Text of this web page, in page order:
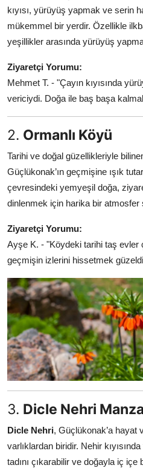
kıyısı, yürüyüş yapmak ve serin
mükemmel bir yerdir. Özellikle
yeşillikler arasında yürüyüş
Ziyaretçi Yorumu:
Mehmet T. - "Çayın kıyısında
vericiydi. Doğa ile baş başa
2. Ormanlı Köyü
Tarihi ve doğal güzellikleriyle
Güçlükonak’ın geçmişine ışık
çevresindeki yemyeşil doğa,
dinlenmek için harika bir atmosfer
Ziyaretçi Yorumu:
Ayşe K. - "Köydeki tarihi taş evler
geçmişin izlerini hissetmek
3. Dicle Nehri
Dicle Nehri, Güçlükonak’a hayat
varlıklardan biridir. Nehir
tadını çıkarabilir ve doğayla iç